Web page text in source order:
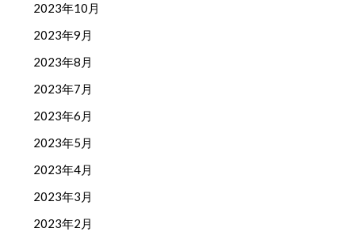
2023年10月
2023年9月
2023年8月
2023年7月
2023年6月
2023年5月
2023年4月
2023年3月
2023年2月